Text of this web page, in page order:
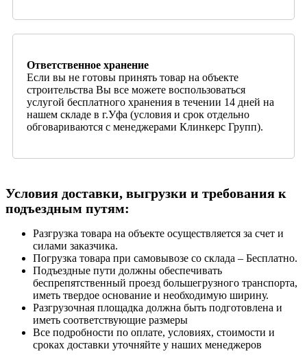
Ответственное хранение
Если вы не готовы принять товар на объекте
строительства Вы все можете воспользоваться
услугой бесплатного хранения в течении 14 дней на
нашем складе в г.Уфа (условия и срок отдельно
обговариваются с менеджерами Клинкерс Групп).
Условия доставки, выгрузки и требования к
подъездным путям:
Разгрузка товара на объекте осуществляется за счет и
силами заказчика.
Погрузка товара при самовывозе со склада – Бесплатно.
Подъездные пути должны обеспечивать
беспрепятственный проезд большегрузного транспорта,
иметь твердое основание и необходимую ширину.
Разгрузочная площадка должна быть подготовлена и
иметь соответствующие размеры
Все подробности по оплате, условиях, стоимости и
сроках доставки уточняйте у наших менеджеров